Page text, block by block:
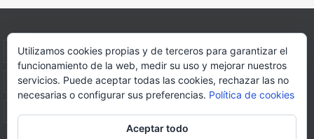
INICIO INFORMACIÓN ASOCIACION SUS HABITANTES
FOTOS VIDEOS BLOG PATROCINADORES DONACIONES
Utilizamos cookies propias y de terceros para garantizar el
funcionamiento de la web, medir su uso y mejorar nuestros
servicios. Puede aceptar todas las cookies, rechazar las no
necesarias o configurar sus preferencias. Política de cookies
Aceptar todo